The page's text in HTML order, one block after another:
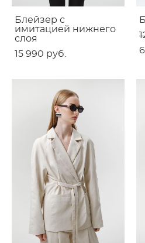
Блейзер с
имитацией нижнего
слоя
15 990 pуб.